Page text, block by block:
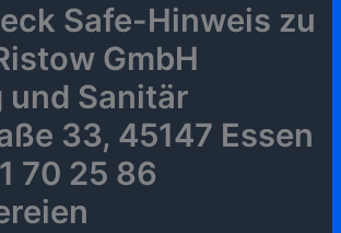
Safe-Hinweis zu
GmbH
und Sanitär
33, 45147 Essen
70 25 86